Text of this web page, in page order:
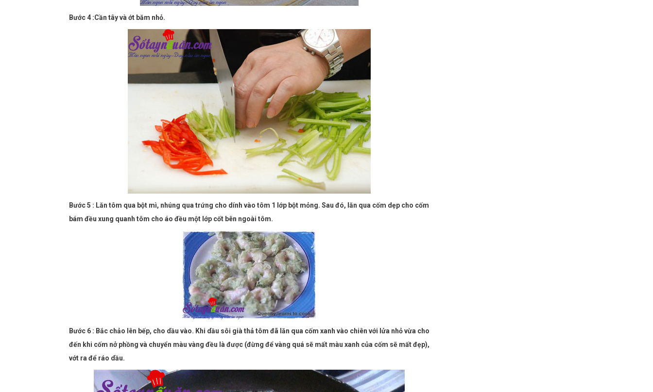
Bước 4 :Cần tây và ớt băm nhỏ.
Bước 5 : Lăn tôm qua bột mì, nhúng qua trứng cho dính vào tôm 1 lớp bột mỏng. Sau đó, lăn qua cốm dẹp cho cốm
bám đều xung quanh tôm cho áo đều một lớp cốt bên ngoài tôm.
Bước 6 : Bắc chảo lên bếp, cho dầu vào. Khi dầu sôi già thả tôm đã lăn qua cốm xanh vào chiên với lửa nhỏ vừa cho
đến khi cốm nở phồng và chuyển màu vàng đều là được (đừng để vàng quá sẽ mất màu xanh của cốm sẽ mất đẹp),
vớt ra để ráo dầu.